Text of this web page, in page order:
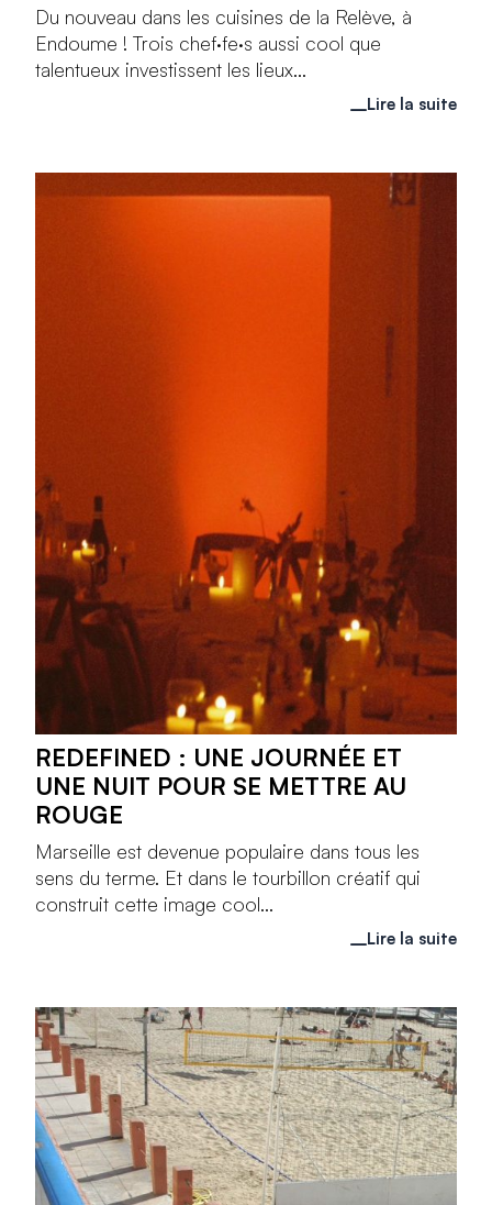
Du nouveau dans les cuisines de la Relève, à
Endoume ! Trois chef·fe·s aussi cool que
talentueux investissent les lieux...
Lire la suite
REDEFINED : UNE JOURNÉE ET
UNE NUIT POUR SE METTRE AU
ROUGE
Marseille est devenue populaire dans tous les
sens du terme. Et dans le tourbillon créatif qui
construit cette image cool...
Lire la suite